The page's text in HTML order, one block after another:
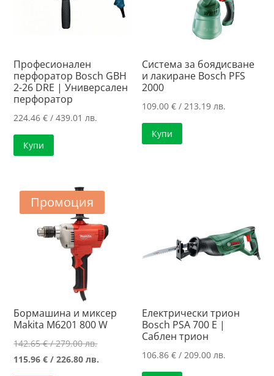
Професионален
перфоратор Bosch GBH
2-26 DRE | Универсален
перфоратор
224.46€ / 439.01 лв.
Купи
Система за боядисване
и лакиране Bosch PFS
2000
109.00€ / 213.19 лв.
Купи
Промоция
Бормашина и миксер
Makita M6201 800 W
142.65€/ 279.00 лв.Original
price
115.96€ / 226.80 лв.
Електрически трион
Bosch PSA 700 E |
Саблен трион
106.86€ / 209.00 лв.